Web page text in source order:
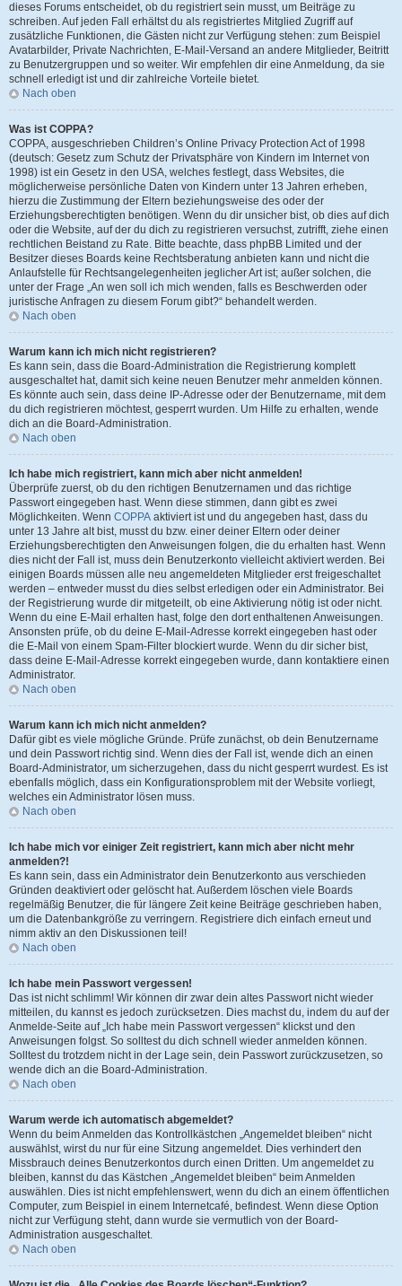
dieses Forums entscheidet, ob du registriert sein musst, um Beiträge zu
schreiben. Auf jeden Fall erhältst du als registriertes Mitglied Zugriff auf
zusätzliche Funktionen, die Gästen nicht zur Verfügung stehen: zum Beispiel
Avatarbilder, Private Nachrichten, E-Mail-Versand an andere Mitglieder, Beitritt
zu Benutzergruppen und so weiter. Wir empfehlen dir eine Anmeldung, da sie
schnell erledigt ist und dir zahlreiche Vorteile bietet.
Nach oben
Was ist COPPA?
COPPA, ausgeschrieben Children’s Online Privacy Protection Act of 1998
(deutsch: Gesetz zum Schutz der Privatsphäre von Kindern im Internet von
1998) ist ein Gesetz in den USA, welches festlegt, dass Websites, die
möglicherweise persönliche Daten von Kindern unter 13 Jahren erheben,
hierzu die Zustimmung der Eltern beziehungsweise des oder der
Erziehungsberechtigten benötigen. Wenn du dir unsicher bist, ob dies auf dich
oder die Website, auf der du dich zu registrieren versuchst, zutrifft, ziehe einen
rechtlichen Beistand zu Rate. Bitte beachte, dass phpBB Limited und der
Besitzer dieses Boards keine Rechtsberatung anbieten kann und nicht die
Anlaufstelle für Rechtsangelegenheiten jeglicher Art ist; außer solchen, die
unter der Frage „An wen soll ich mich wenden, falls es Beschwerden oder
juristische Anfragen zu diesem Forum gibt?“ behandelt werden.
Nach oben
Warum kann ich mich nicht registrieren?
Es kann sein, dass die Board-Administration die Registrierung komplett
ausgeschaltet hat, damit sich keine neuen Benutzer mehr anmelden können.
Es könnte auch sein, dass deine IP-Adresse oder der Benutzername, mit dem
du dich registrieren möchtest, gesperrt wurden. Um Hilfe zu erhalten, wende
dich an die Board-Administration.
Nach oben
Ich habe mich registriert, kann mich aber nicht anmelden!
Überprüfe zuerst, ob du den richtigen Benutzernamen und das richtige
Passwort eingegeben hast. Wenn diese stimmen, dann gibt es zwei
Möglichkeiten. Wenn COPPA aktiviert ist und du angegeben hast, dass du
unter 13 Jahre alt bist, musst du bzw. einer deiner Eltern oder deiner
Erziehungsberechtigten den Anweisungen folgen, die du erhalten hast. Wenn
dies nicht der Fall ist, muss dein Benutzerkonto vielleicht aktiviert werden. Bei
einigen Boards müssen alle neu angemeldeten Mitglieder erst freigeschaltet
werden – entweder musst du dies selbst erledigen oder ein Administrator. Bei
der Registrierung wurde dir mitgeteilt, ob eine Aktivierung nötig ist oder nicht.
Wenn du eine E-Mail erhalten hast, folge den dort enthaltenen Anweisungen.
Ansonsten prüfe, ob du deine E-Mail-Adresse korrekt eingegeben hast oder
die E-Mail von einem Spam-Filter blockiert wurde. Wenn du dir sicher bist,
dass deine E-Mail-Adresse korrekt eingegeben wurde, dann kontaktiere einen
Administrator.
Nach oben
Warum kann ich mich nicht anmelden?
Dafür gibt es viele mögliche Gründe. Prüfe zunächst, ob dein Benutzername
und dein Passwort richtig sind. Wenn dies der Fall ist, wende dich an einen
Board-Administrator, um sicherzugehen, dass du nicht gesperrt wurdest. Es ist
ebenfalls möglich, dass ein Konfigurationsproblem mit der Website vorliegt,
welches ein Administrator lösen muss.
Nach oben
Ich habe mich vor einiger Zeit registriert, kann mich aber nicht mehr
anmelden?!
Es kann sein, dass ein Administrator dein Benutzerkonto aus verschieden
Gründen deaktiviert oder gelöscht hat. Außerdem löschen viele Boards
regelmäßig Benutzer, die für längere Zeit keine Beiträge geschrieben haben,
um die Datenbankgröße zu verringern. Registriere dich einfach erneut und
nimm aktiv an den Diskussionen teil!
Nach oben
Ich habe mein Passwort vergessen!
Das ist nicht schlimm! Wir können dir zwar dein altes Passwort nicht wieder
mitteilen, du kannst es jedoch zurücksetzen. Dies machst du, indem du auf der
Anmelde-Seite auf „Ich habe mein Passwort vergessen“ klickst und den
Anweisungen folgst. So solltest du dich schnell wieder anmelden können.
Solltest du trotzdem nicht in der Lage sein, dein Passwort zurückzusetzen, so
wende dich an die Board-Administration.
Nach oben
Warum werde ich automatisch abgemeldet?
Wenn du beim Anmelden das Kontrollkästchen „Angemeldet bleiben“ nicht
auswählst, wirst du nur für eine Sitzung angemeldet. Dies verhindert den
Missbrauch deines Benutzerkontos durch einen Dritten. Um angemeldet zu
bleiben, kannst du das Kästchen „Angemeldet bleiben“ beim Anmelden
auswählen. Dies ist nicht empfehlenswert, wenn du dich an einem öffentlichen
Computer, zum Beispiel in einem Internetcafé, befindest. Wenn diese Option
nicht zur Verfügung steht, dann wurde sie vermutlich von der Board-
Administration ausgeschaltet.
Nach oben